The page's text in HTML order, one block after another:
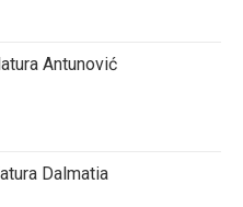
Antunović
Dalmatia